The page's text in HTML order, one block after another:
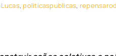
, politicaspublicas,